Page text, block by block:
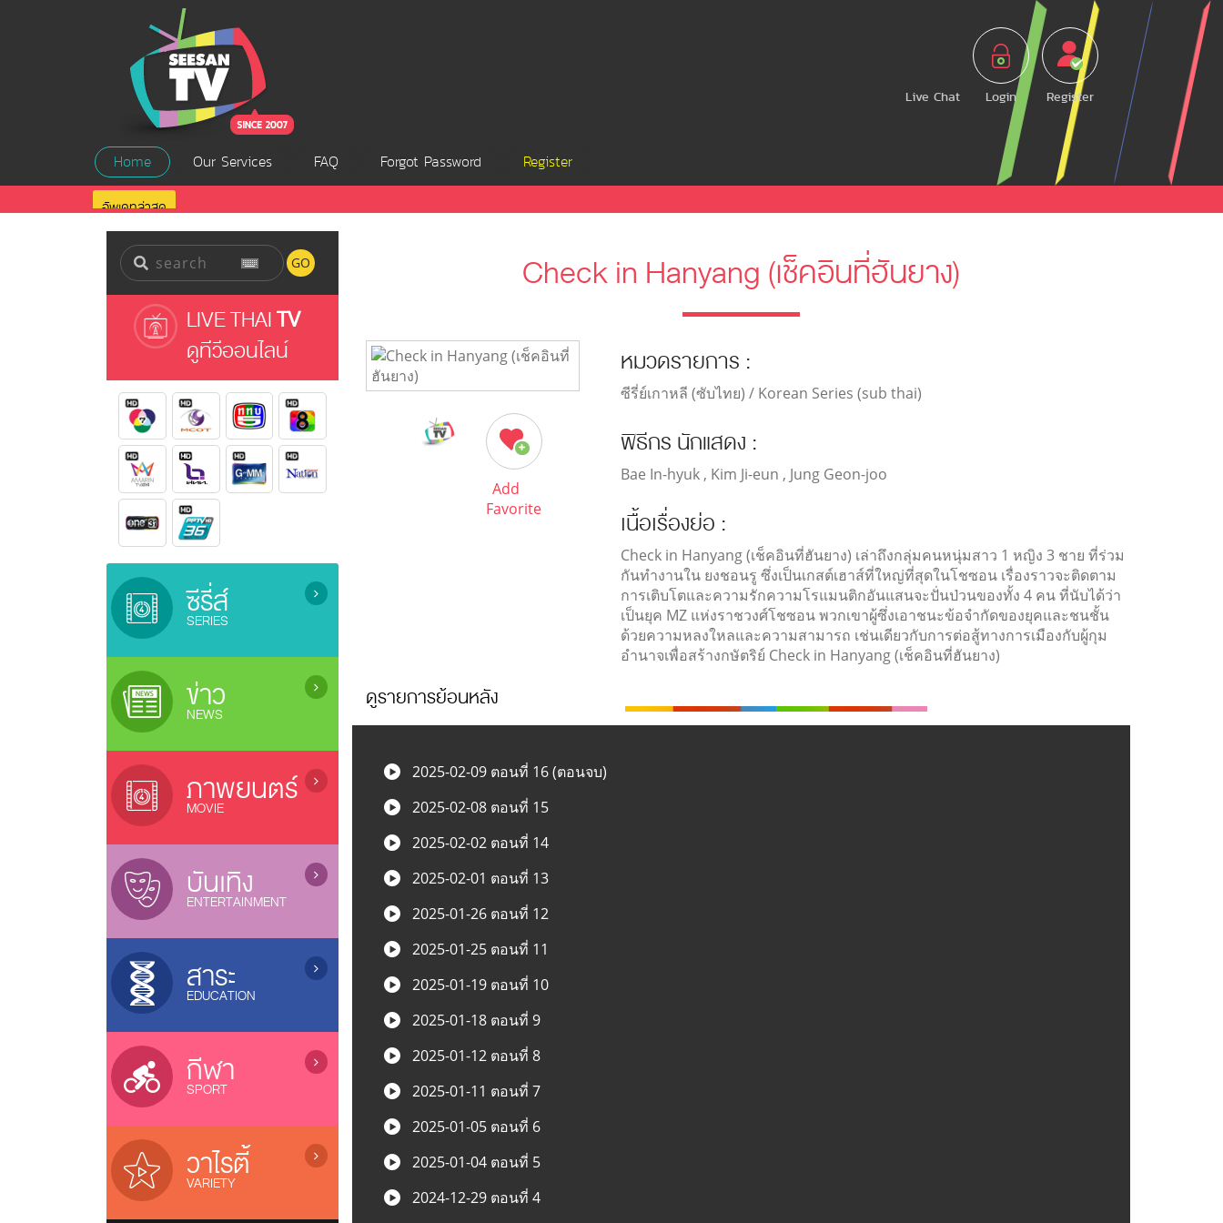
Live Chat Login Register
Home Our Services FAQ Forgot Password Register
อัพเดทล่าสุด
GO
LIVE THAITV
ดูทีวีออนไลน์
ซีรี่ส์
SERIES
ซีรี่ย์เกาหลี (เสียงไทย) / Korean
Series
ซีรี่ย์ยูริ (ซีรี่ย์หญิงรักหญิง) / Lesbian
Serie
ละครไทยรีรัน (Rerun Thai Drama)
ซีรี่ย์ญี่ปุ่น / Japanese Series
ซีรี่ย์จีน (เสียงไทย) / Chinese Series
(ended)
ละครไทย (ออนแอร์) / Thai Dramas
(On air)
ซีรี่ส์วาย / Boys Love Series
ซีรี่ย์ฝรั่ง / US Series
ซีรี่ย์เกาหลี (ซับไทย) / Korean Series
(sub thai)
ซีรี่ย์ฟิลิปปินส์ / Filipino Series
ซิทคอม / Sitcom
ข่าว
NEWS
ข่าว / News
ข่าวบันเทิง / Entertainment News
ภาพยนตร์
MOVIE
ภาพยนตร์ไทย / Thai Movies
ภาพยนตร์แอนนิเมชั่น / Animation
หนังไทยใหม่ / New Thai Movies
ภาพยนตร์เกาหลี / Korean Movies
ภาพยนตร์จีน / Chinese Movies
หนังดังช่อง 3, 7, 9, One
ภาพยนตร์อินเดีย / Indian Movies
ภาพยนตร์ญี่ปุ่น / Japanese Movies
ภาพยนตร์ฝรั่ง / Movies
แกะกล่องหนังไทย / Old Thai Movies
ภาพยนตร์ฝรั่งใหม่
บันเทิง
ENTERTAINMENT
การ์ตูน / Cartoons
เกมส์โชว์ / Game Shows
รายการเพลง&คอนเสิร์ต /
Music&Concert
รายการตลกขำขัน / Comedy Shows
ลิเก / Musical Folk Drama
สาระ
EDUCATION
รายการสารคดี / Documentary
บ้านและเทคโนโลยี / Home &
Technology
รายการสุขภาพ / Health Variety
รายการธรรมะ / Dhamma
รายการเด็ก / Kids Programs
รายการส่งเสริมความรู้ / Knowledge
กีฬา
SPORT
รายการกีฬา / Sports
โอลิมปิก 2024 / Olympic 2024
Riyadh World Combat Games
บอลทีมชาติไทย / Thailand Team
วาไรตี้
VARIETY
Check in Hanyang (เช็คอินที่ฮันยาง)
Add
Favorite
หมวดรายการ :
ซีรี่ย์เกาหลี (ซับไทย) / Korean Series (sub thai)
พิธีกร นักแสดง :
Bae In-hyuk , Kim Ji-eun , Jung Geon-joo
เนื้อเรื่องย่อ :
Check in Hanyang (เช็คอินที่ฮันยาง) เล่าถึงกลุ่มคนหนุ่มสาว 1 หญิง 3 ชาย ที่ร่วม
กันทำงานใน ยงชอนรู ซึ่งเป็นเกสต์เฮาส์ที่ใหญ่ที่สุดในโชซอน เรื่องราวจะติดตาม
การเติบโตและความรักความโรแมนติกอันแสนจะปั่นป่วนของทั้ง 4 คน ที่นับได้ว่า
เป็นยุค MZ แห่งราชวงศ์โชซอน พวกเขาผู้ซึ่งเอาชนะข้อจำกัดของยุคและชนชั้น
ด้วยความหลงใหลและความสามารถ เช่นเดียวกับการต่อสู้ทางการเมืองกับผู้กุม
อำนาจเพื่อสร้างกษัตริย์ Check in Hanyang (เช็คอินที่ฮันยาง)
ดูรายการย้อนหลัง
2025-02-09 ตอนที่ 16 (ตอนจบ)
2025-02-08 ตอนที่ 15
2025-02-02 ตอนที่ 14
2025-02-01 ตอนที่ 13
2025-01-26 ตอนที่ 12
2025-01-25 ตอนที่ 11
2025-01-19 ตอนที่ 10
2025-01-18 ตอนที่ 9
2025-01-12 ตอนที่ 8
2025-01-11 ตอนที่ 7
2025-01-05 ตอนที่ 6
2025-01-04 ตอนที่ 5
2024-12-29 ตอนที่ 4